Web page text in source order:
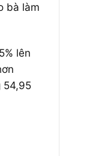
bà làm
lên
54,95